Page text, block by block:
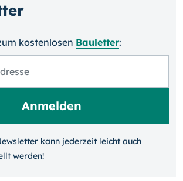
kosten­losen Bauletter:
kann jeder­zeit leicht auch
werden!